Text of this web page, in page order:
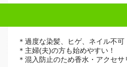
＊過度な染髪、ヒゲ、ネイル不可
＊主婦(夫)の方も始めやすい！
＊混入防止のため香水・アクセ